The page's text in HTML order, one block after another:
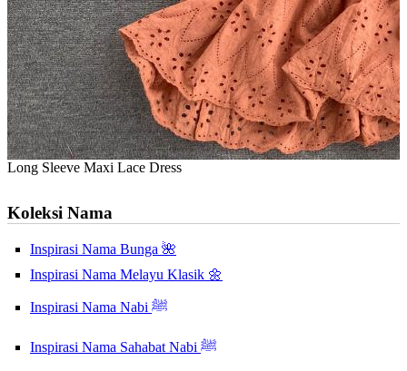
Long Sleeve Maxi Lace Dress
Koleksi Nama
Inspirasi Nama Bunga 🌺
Inspirasi Nama Melayu Klasik 🌼
Inspirasi Nama Nabi ﷺ
Inspirasi Nama Sahabat Nabi ﷺ